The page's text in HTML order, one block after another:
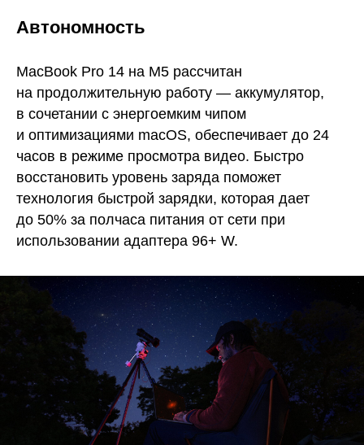
Автономность
MacBook Pro 14 на M5 рассчитан
на продолжительную работу — аккумулятор,
в сочетании с энергоемким чипом
и оптимизациями macOS, обеспечивает до 24
часов в режиме просмотра видео. Быстро
восстановить уровень заряда поможет
технология быстрой зарядки, которая дает
до 50% за полчаса питания от сети при
использовании адаптера 96+ W.